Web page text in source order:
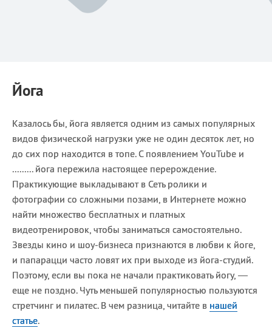
Йога
Казалось бы, йога является одним из самых популярных
видов физической нагрузки уже не один десяток лет, но
до сих пор находится в топе. С появлением YouTube и
......... йога пережила настоящее перерождение.
Практикующие выкладывают в Сеть ролики и
фотографии со сложными позами, в Интернете можно
найти множество бесплатных и платных
видеотренировок, чтобы заниматься самостоятельно.
Звезды кино и шоу-бизнеса признаются в любви к йоге,
и папарацци часто ловят их при выходе из йога-студий.
Поэтому, если вы пока не начали практиковать йогу, —
еще не поздно. Чуть меньшей популярностью пользуются
стретчинг и пилатес. В чем разница, читайте в нашей
статье.